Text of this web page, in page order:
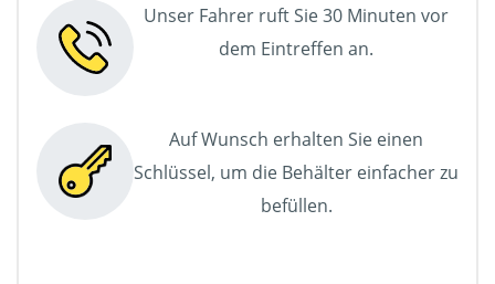
Unser Fahrer ruft Sie 30 Minuten vor
dem Eintreffen an.
Auf Wunsch erhalten Sie einen
Schlüssel, um die Behälter einfacher zu
befüllen.